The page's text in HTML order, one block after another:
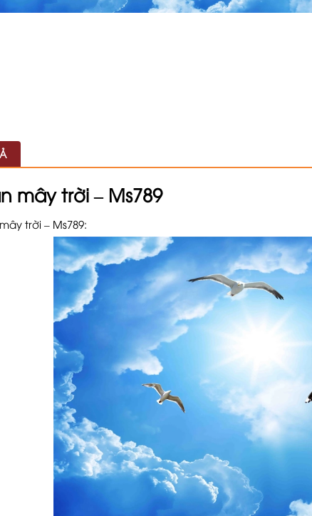
mây trời – Ms789
trời – Ms789: